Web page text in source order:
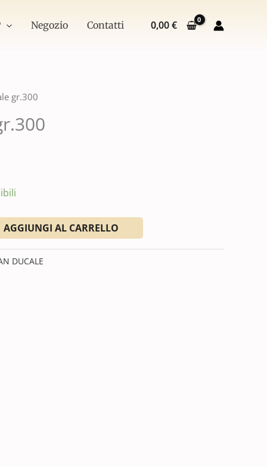
Negozio Contatti 0,00€
gr.300
AGGIUNGI AL CARRELLO
DUCALE